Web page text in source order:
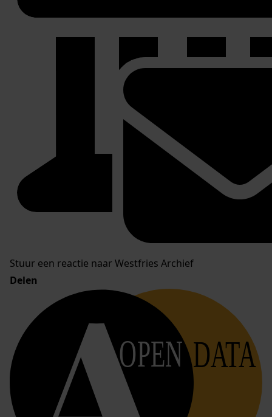
Stuur een reactie naar Westfries Archief
Delen
OPEN DATA